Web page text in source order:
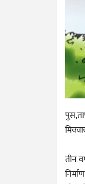
तीन